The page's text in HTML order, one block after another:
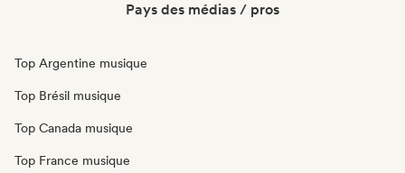
Pays des médias / pros
Top Argentine musique
Top Brésil musique
Top Canada musique
Top France musique